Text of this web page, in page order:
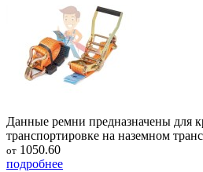
Данные ремни предназначены для
транспортировке на наземном
от 1050.60
подробнее